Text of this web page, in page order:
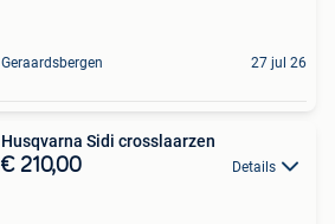
Geraardsbergen 27 jul 26
Husqvarna Sidi crosslaarzen
€ 210,00 Details